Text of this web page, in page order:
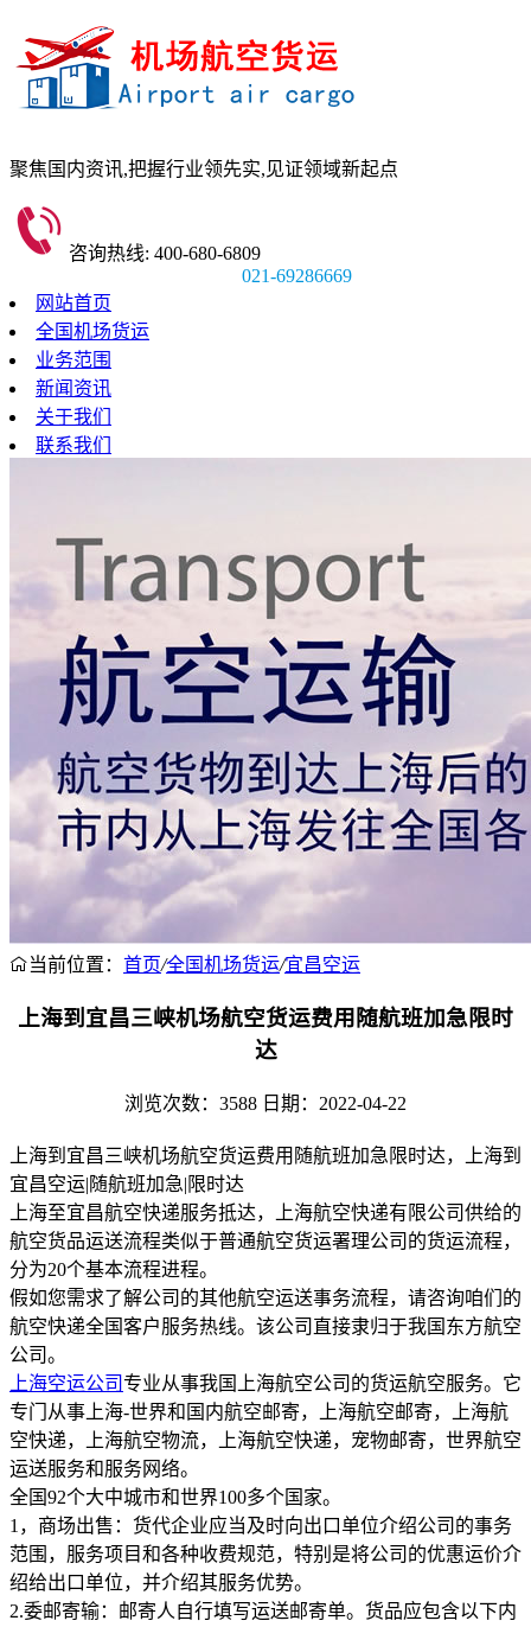
聚焦国内资讯,把握行业领先实,见证领域新起点
咨询热线: 400-680-6809
021-69286669
网站首页
全国机场货运
业务范围
新闻资讯
关于我们
联系我们
当前位置： 首页/全国机场货运/宜昌空运
上海到宜昌三峡机场航空货运费用随航班加急限时
达
浏览次数：3588 日期：2022-04-22
上海到宜昌三峡机场航空货运费用随航班加急限时达，上海到
宜昌空运|随航班加急|限时达
上海至宜昌航空快递服务抵达，上海航空快递有限公司供给的
航空货品运送流程类似于普通航空货运署理公司的货运流程，
分为20个基本流程进程。
假如您需求了解公司的其他航空运送事务流程，请咨询咱们的
航空快递全国客户服务热线。该公司直接隶归于我国东方航空
公司。
上海空运公司专业从事我国上海航空公司的货运航空服务。它
专门从事上海-世界和国内航空邮寄，上海航空邮寄，上海航
空快递，上海航空物流，上海航空快递，宠物邮寄，世界航空
运送服务和服务网络。
全国92个大中城市和世界100多个国家。
1，商场出售：货代企业应当及时向出口单位介绍公司的事务
范围，服务项目和各种收费规范，特别是将公司的优惠运价介
绍给出口单位，并介绍其服务优势。
2.委邮寄输：邮寄人自行填写运送邮寄单。货品应包含以下内